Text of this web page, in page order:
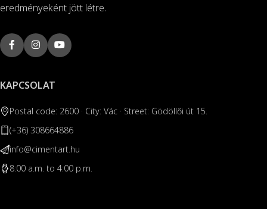
eredményeként jött létre.
KAPCSOLAT
Postal code: 2600 · City: Vác · Street: Gödöllői út 15.
(+36) 308664886
info@cimentart.hu
8:00 a.m. to 4:00 p.m.